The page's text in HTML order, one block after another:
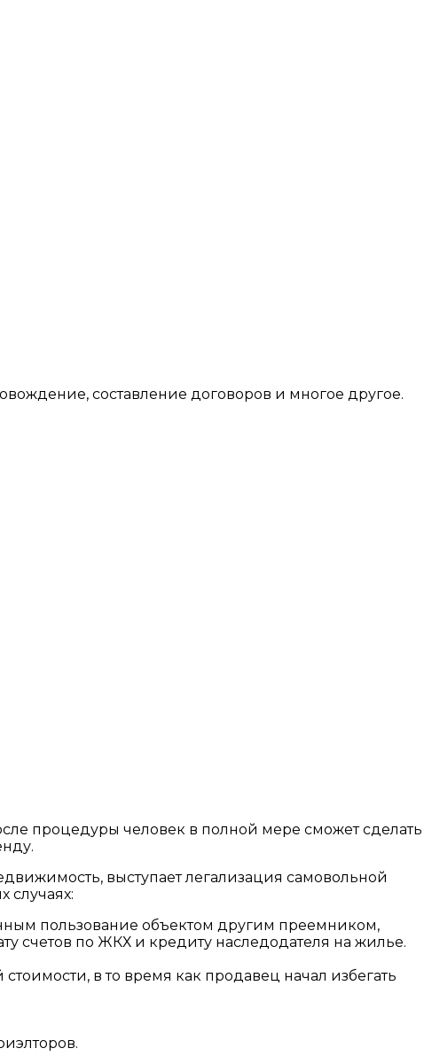
составление договоров и многое другое.
процедуры человек в полной мере сможет сделать
выступает легализация самовольной
случаях:
пользование объектом другим преемником,
счетов по ЖКХ и кредиту наследодателя на жилье.
в то время как продавец начал избегать